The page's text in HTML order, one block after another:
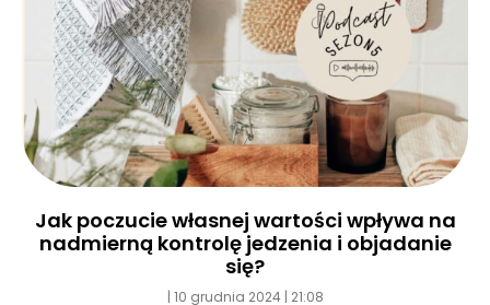
Jak poczucie własnej wartości wpływa na
nadmierną kontrolę jedzenia i objadanie
się?
10 grudnia 2024 21:08